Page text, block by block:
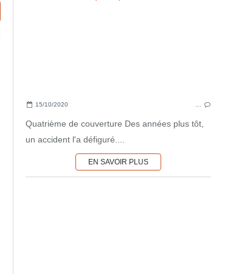
15/10/2020
Quatrième de couverture Des années plus tôt,
un accident l'a défiguré....
EN SAVOIR PLUS